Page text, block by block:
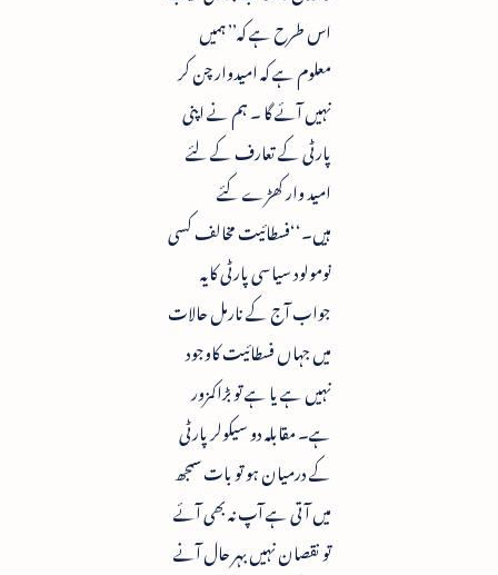
اس طرح ہے کہ’’ ہمیں
معلوم ہے کہ امیدوار چن کر
نہیں آئے گا ۔ ہم نے اپنی
پارٹی کے تعارف کے لئے
امید وار کھڑے کئے
ہیں۔‘‘فسطائیت مخالف کسی
نومولود سیاسی پارٹی کایہ
جواب آج کے نارمل حالات
میں جہاں فسطائیت کاوجود
نہیں ہے یا ہے تو بڑاکمزور
ہے۔ مقابلہ دو سیکولر پارٹی
کے درمیان ہو تو بات سمجھ
میں آتی ہے آپ نہ بھی آئے
تو نقصان نہیں بہر حال آنے